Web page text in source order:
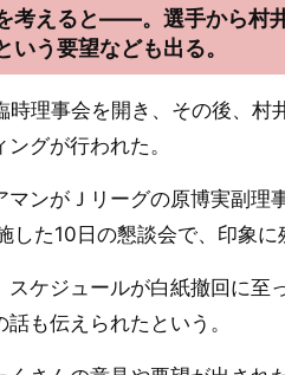
考えると――。選手から村
う要望なども出る。
理事会を開き、その後、村
グが行われた。
ンがＪリーグの原博実副理
した10日の懇談会で、印象に
ケジュールが白紙撤回に至
も伝えられたという。